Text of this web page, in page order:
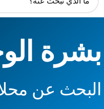
دعم
بشرة
البحث عن